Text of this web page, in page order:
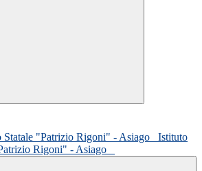
Istituto
Rigoni" - Asiago